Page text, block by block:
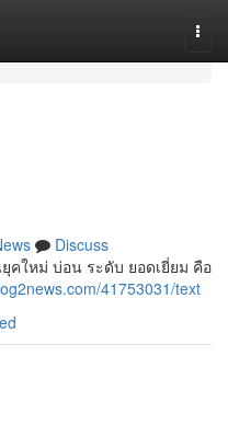
Discuss
ใหม่ บ่อน ระดับ ยอดเยี่ยม คือ
41753031/text